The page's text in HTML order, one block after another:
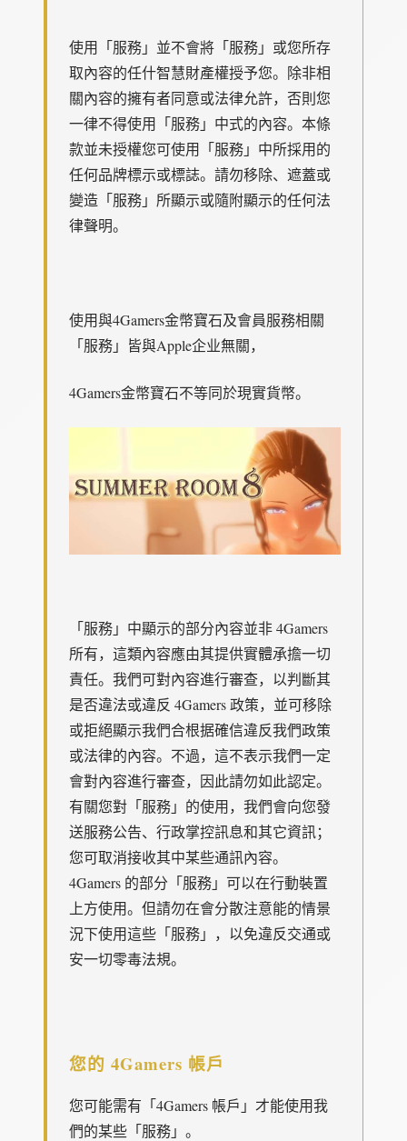
使用「服務」並不會將「服務」或您所存
取內容的任什智慧財產權授予您。除非相
關內容的擁有者同意或法律允許，否則您
一律不得使用「服務」中式的內容。本條
款並未授權您可使用「服務」中所採用的
任何品牌標示或標誌。請勿移除、遮蓋或
變造「服務」所顯示或隨附顯示的任何法
律聲明。
使用與4Gamers金幣寶石及會員服務相關
「服務」皆與Apple企业無關，
4Gamers金幣寶石不等同於現實貨幣。
「服務」中顯示的部分內容並非 4Gamers
所有，這類內容應由其提供實體承擔一切
責任。我們可對內容進行審查，以判斷其
是否違法或違反 4Gamers 政策，並可移除
或拒絕顯示我們合根据確信違反我們政策
或法律的內容。不過，這不表示我們一定
會對內容進行審查，因此請勿如此認定。
有關您對「服務」的使用，我們會向您發
送服務公告、行政掌控訊息和其它資訊；
您可取消接收其中某些通訊內容。
4Gamers 的部分「服務」可以在行動裝置
上方使用。但請勿在會分散注意能的情景
況下使用這些「服務」，以免違反交通或
安一切零毒法規。
您的 4Gamers 帳戶
您可能需有「4Gamers 帳戶」才能使用我
們的某些「服務」。